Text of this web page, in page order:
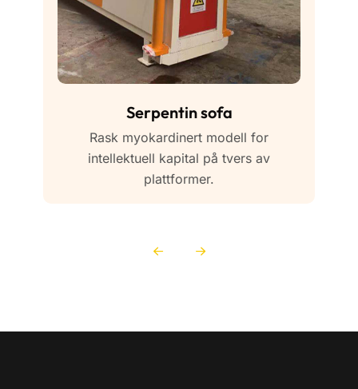
Serpentin sofa
Rask myokardinert modell for
intellektuell kapital på tvers av
plattformer.